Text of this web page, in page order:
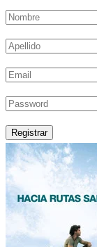
Registrar